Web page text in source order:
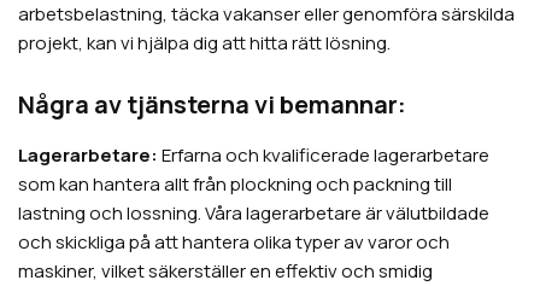
arbetsbelastning, täcka vakanser eller genomföra särskilda
projekt, kan vi hjälpa dig att hitta rätt lösning.
Några av tjänsterna vi bemannar:
Lagerarbetare: Erfarna och kvalificerade lagerarbetare
som kan hantera allt från plockning och packning till
lastning och lossning. Våra lagerarbetare är välutbildade
och skickliga på att hantera olika typer av varor och
maskiner, vilket säkerställer en effektiv och smidig